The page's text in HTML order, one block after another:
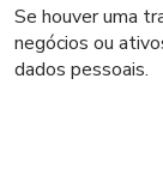
Se houver uma
negócios ou
dados pessoais.